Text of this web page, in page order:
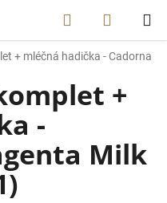
Hledat
KOŠÍK
+ mléčná hadička - Cadorna
+
-
Milk